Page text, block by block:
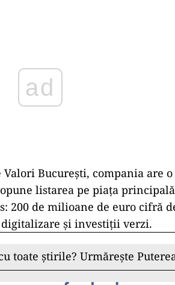
ad
Valori București, compania are
listarea pe piața
200 de milioane de euro cifră
și investiții verzi.
toate știrile? Urmărește